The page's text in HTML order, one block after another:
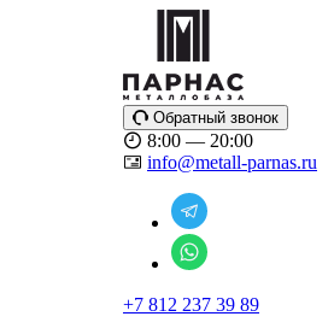
Обратный звонок
8:00 — 20:00
info@metall-parnas.ru
+7 812 237 39 89